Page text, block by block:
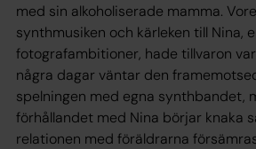
med sin alkoholiserade mamma.
synthmusiken och kärleken till Nina,
fotografambitioner, hade tillvaron
några dagar väntar den
spelningen med egna synthbandet,
förhållandet med Nina börjar knaka
relationen med föräldrarna